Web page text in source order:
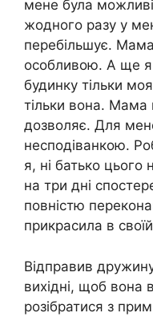
мене була
жодного разу у
перебільшує.
особливою. А ще я
будинку тільки
тільки вона. Мама
дозволяє. Для
несподіванкою.
я, ні батько
на три дні
повністю
прикрасила в
Відправив
вихідні, щоб вона
розібратися з